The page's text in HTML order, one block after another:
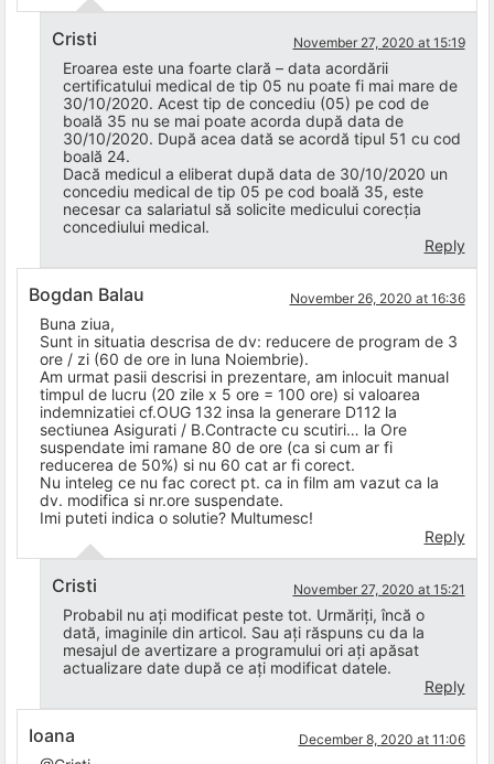
Cristi November 27, 2020 at 15:19
Eroarea este una foarte clară – data acordării
certificatului medical de tip 05 nu poate fi mai mare de
30/10/2020. Acest tip de concediu (05) pe cod de
boală 35 nu se mai poate acorda după data de
30/10/2020. După acea dată se acordă tipul 51 cu cod
boală 24.
Dacă medicul a eliberat după data de 30/10/2020 un
concediu medical de tip 05 pe cod boală 35, este
necesar ca salariatul să solicite medicului corecția
concediului medical.
Reply
Bogdan Balau November 26, 2020 at 16:36
Buna ziua,
Sunt in situatia descrisa de dv: reducere de program de 3
ore / zi (60 de ore in luna Noiembrie).
Am urmat pasii descrisi in prezentare, am inlocuit manual
timpul de lucru (20 zile x 5 ore = 100 ore) si valoarea
indemnizatiei cf.OUG 132 insa la generare D112 la
sectiunea Asigurati / B.Contracte cu scutiri… la Ore
suspendate imi ramane 80 de ore (ca si cum ar fi
reducerea de 50%) si nu 60 cat ar fi corect.
Nu inteleg ce nu fac corect pt. ca in film am vazut ca la
dv. modifica si nr.ore suspendate.
Imi puteti indica o solutie? Multumesc!
Reply
Cristi November 27, 2020 at 15:21
Probabil nu ați modificat peste tot. Urmăriți, încă o
dată, imaginile din articol. Sau ați răspuns cu da la
mesajul de avertizare a programului ori ați apăsat
actualizare date după ce ați modificat datele.
Reply
Ioana December 8, 2020 at 11:06